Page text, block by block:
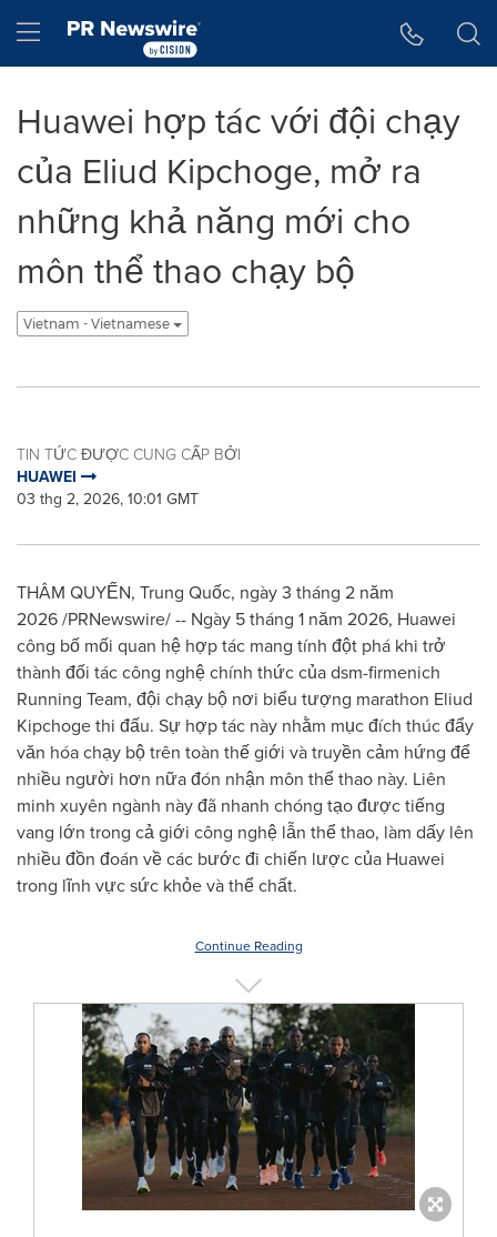
Hamburger menu
Huawei hợp tác với đội chạy
của Eliud Kipchoge, mở ra
những khả năng mới cho
môn thể thao chạy bộ
Vietnam - Vietnamese
TIN TỨC ĐƯỢC CUNG CẤP BỞI
HUAWEI
03 thg 2, 2026, 10:01 GMT
THÂM QUYẾN, Trung Quốc, ngày 3 tháng 2 năm
2026 /PRNewswire/ -- Ngày 5 tháng 1 năm 2026, Huawei
công bố mối quan hệ hợp tác mang tính đột phá khi trở
thành đối tác công nghệ chính thức của dsm-firmenich
Running Team, đội chạy bộ nơi biểu tượng marathon Eliud
Kipchoge thi đấu. Sự hợp tác này nhằm mục đích thúc đẩy
văn hóa chạy bộ trên toàn thế giới và truyền cảm hứng để
nhiều người hơn nữa đón nhận môn thể thao này. Liên
minh xuyên ngành này đã nhanh chóng tạo được tiếng
vang lớn trong cả giới công nghệ lẫn thể thao, làm dấy lên
nhiều đồn đoán về các bước đi chiến lược của Huawei
trong lĩnh vực sức khỏe và thể chất.
Continue Reading